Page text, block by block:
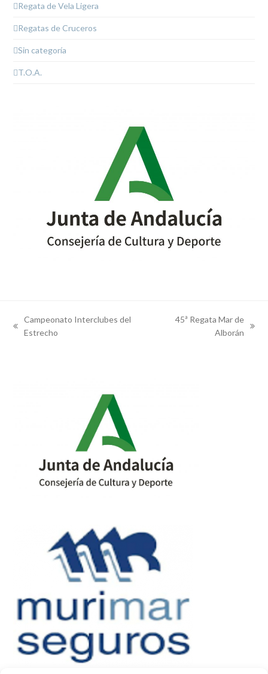
Regata de Vela Ligera
Regatas de Cruceros
Sin categoría
T.O.A.
previous
Campeonato Interclubes del
Estrecho
45ª Regata Mar de
Alborán